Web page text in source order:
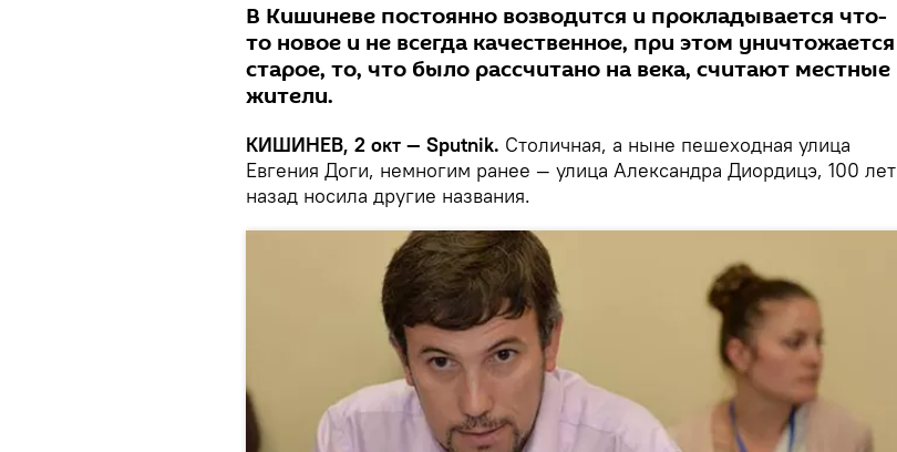
В Кишиневе постоянно возводится и прокладывается что-
то новое и не всегда качественное, при этом уничтожается
старое, то, что было рассчитано на века, считают местные
жители.
КИШИНЕВ, 2 окт — Sputnik. Столичная, а ныне пешеходная улица
Евгения Доги, немногим ранее — улица Александра Диордицэ, 100 лет
назад носила другие названия.